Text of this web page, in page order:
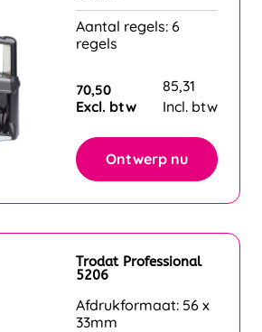
Aantal regels: 6
regels
70,50
Excl. btw
85,31
Incl. btw
Ontwerp nu
Trodat Professional
5206
Afdrukformaat: 56 x
33mm